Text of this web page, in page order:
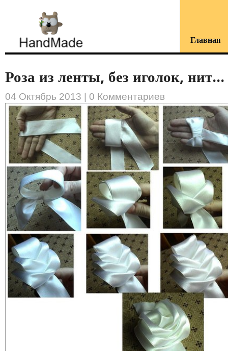
Главная
Роза из ленты, без иголок, нит...
04 Октябрь 2013 | 0 Комментариев